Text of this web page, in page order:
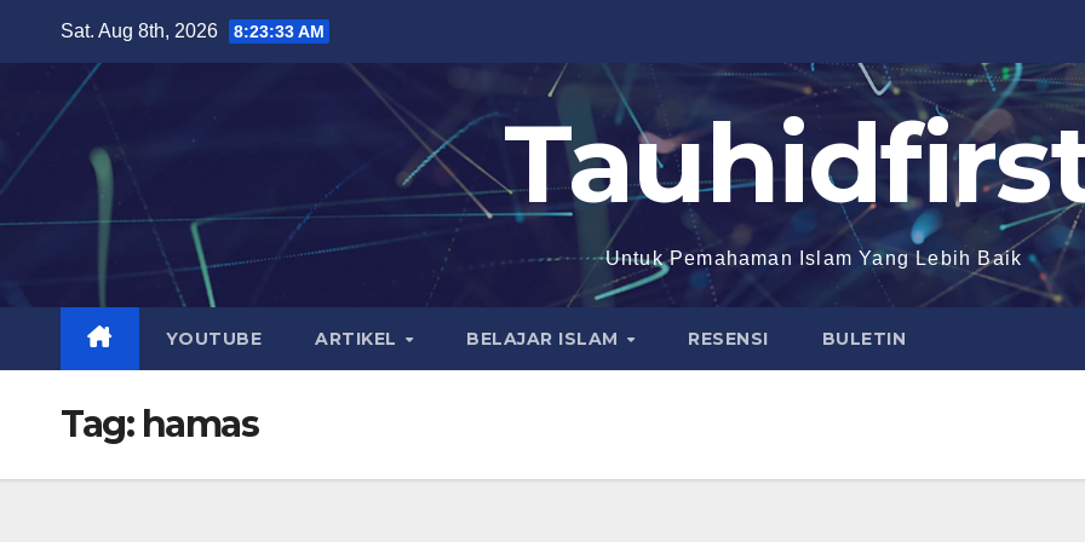
Sat. Aug 8th, 2026 8:23:33 AM
Untuk Pemahaman Islam Yang Lebih Baik
YOUTUBE ARTIKEL BELAJAR ISLAM RESENSI BULETIN
Tag: hamas